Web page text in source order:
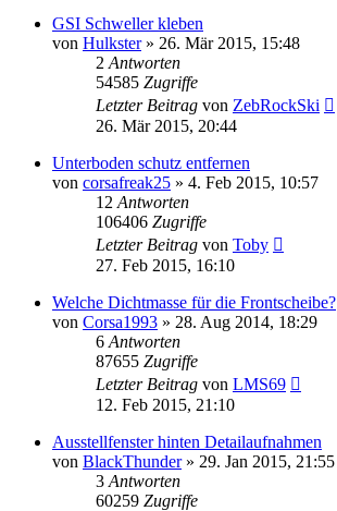
GSI Schweller kleben
von Hulkster» 26. Mär 2015, 15:48
2 Antworten
54585 Zugriffe
Letzter Beitrag von ZebRockSki
26. Mär 2015, 20:44
Unterboden schutz entfernen
von corsafreak25 » 4. Feb 2015, 10:57
12 Antworten
106406 Zugriffe
Letzter Beitrag von Toby
27. Feb 2015, 16:10
Welche Dichtmasse für die Frontscheibe?
von Corsa1993 » 28. Aug 2014, 18:29
6 Antworten
87655 Zugriffe
Letzter Beitrag von LMS69
12. Feb 2015, 21:10
Ausstellfenster hinten Detailaufnahmen
von BlackThunder» 29. Jan 2015, 21:55
3 Antworten
60259 Zugriffe